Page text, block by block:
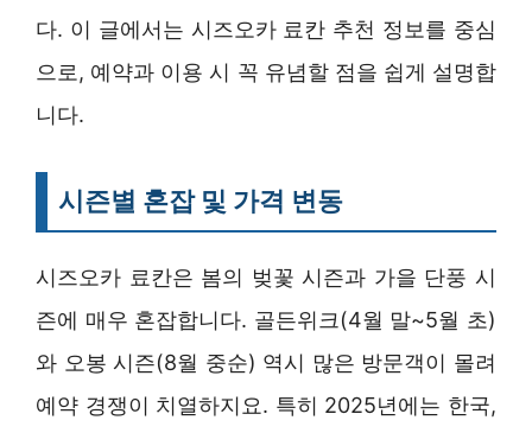
다. 이 글에서는 시즈오카 료칸 추천 정보를 중심
으로, 예약과 이용 시 꼭 유념할 점을 쉽게 설명합
니다.
시즌별 혼잡 및 가격 변동
시즈오카 료칸은 봄의 벚꽃 시즌과 가을 단풍 시
즌에 매우 혼잡합니다. 골든위크(4월 말~5월 초)
와 오봉 시즌(8월 중순) 역시 많은 방문객이 몰려
예약 경쟁이 치열하지요. 특히 2025년에는 한국,